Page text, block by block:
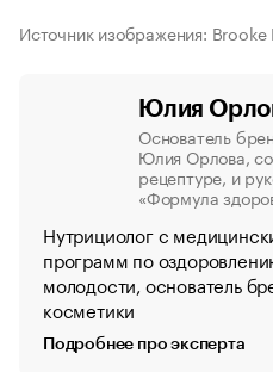
Источник изображения:
Юлия
Основатель
Юлия Орлова,
рецептуре, и
«Формула
Нутрициолог с
программ по
молодости, основатель
косметики
Подробнее про эксперта